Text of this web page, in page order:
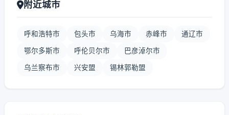
附近城市
呼和浩特市 包头市 乌海市 赤峰市 通辽市
鄂尔多斯市 呼伦贝尔市 巴彦淖尔市
乌兰察布市 兴安盟 锡林郭勒盟